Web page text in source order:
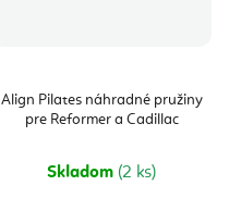
Align Pilates náhradné pružiny
pre Reformer a Cadillac
Skladom (2 ks)